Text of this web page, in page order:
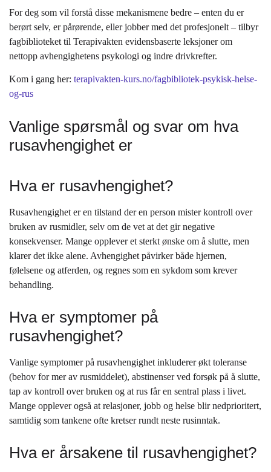
For deg som vil forstå disse mekanismene bedre – enten du er
berørt selv, er pårørende, eller jobber med det profesjonelt – tilbyr
fagbiblioteket til Terapivakten evidensbaserte leksjoner om
nettopp avhengighetens psykologi og indre drivkrefter.
Kom i gang her: terapivakten-kurs.no/fagbibliotek-psykisk-helse-
og-rus
Vanlige spørsmål og svar om hva
rusavhengighet er
Hva er rusavhengighet?
Rusavhengighet er en tilstand der en person mister kontroll over
bruken av rusmidler, selv om de vet at det gir negative
konsekvenser. Mange opplever et sterkt ønske om å slutte, men
klarer det ikke alene. Avhengighet påvirker både hjernen,
følelsene og atferden, og regnes som en sykdom som krever
behandling.
Hva er symptomer på
rusavhengighet?
Vanlige symptomer på rusavhengighet inkluderer økt toleranse
(behov for mer av rusmiddelet), abstinenser ved forsøk på å slutte,
tap av kontroll over bruken og at rus får en sentral plass i livet.
Mange opplever også at relasjoner, jobb og helse blir nedprioritert,
samtidig som tankene ofte kretser rundt neste rusinntak.
Hva er årsakene til rusavhengighet?